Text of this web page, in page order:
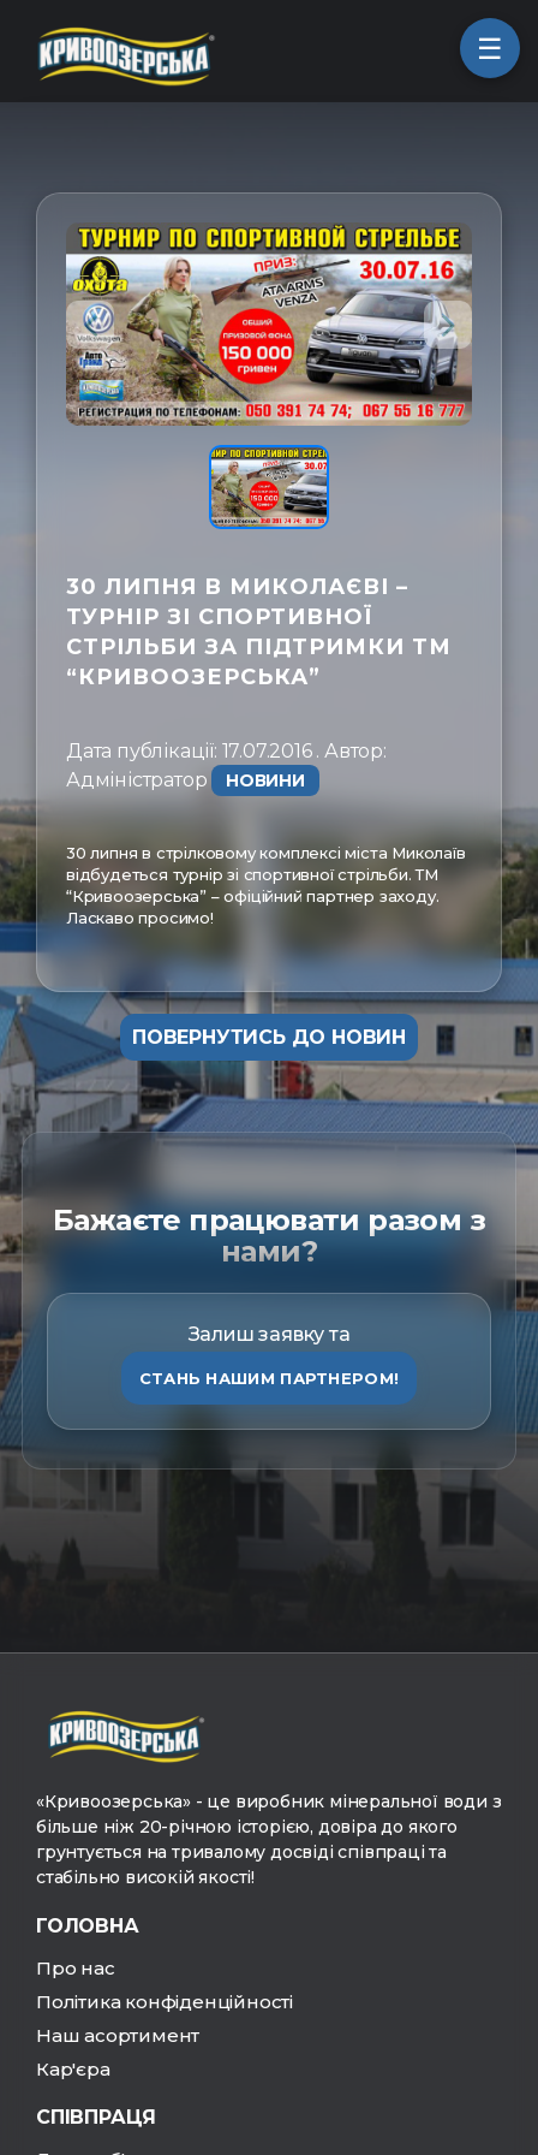
ㅤПродукція
ㅤПро компанію
ㅤКоманда
ㅤЗв'язатись
30 ЛИПНЯ В МИКОЛАЄВІ –
ТУРНІР ЗІ СПОРТИВНОЇ
СТРІЛЬБИ ЗА ПІДТРИМКИ ТМ
“КРИВООЗЕРСЬКА”
Дата публікації: 17.07.2016 . Автор:
Адміністратор ㅤ
НОВИНИ
30 липня в стрілковому комплексі міста Миколаїв
відбудеться турнір зі спортивної стрільби. ТМ
“Кривоозерська” – офіційний партнер заходу.
Ласкаво просимо!
ПОВЕРНУТИСЬ ДО НОВИН
Бажаєте працювати разом з
нами?
Залиш заявку та
СТАНЬ НАШИМ ПАРТНЕРОМ!
«Кривоозерська» - це виробник мінеральної води з
більше ніж 20-річною історією, довіра до якого
грунтується на тривалому досвіді співпраці та
стабільно високій якості!
ГОЛОВНА
Про нас
Політика конфіденційності
Наш асортимент
Кар'єра
СПІВПРАЦЯ